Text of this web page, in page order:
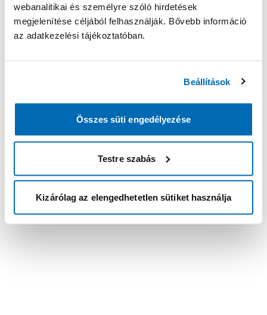
webanalitikai és személyre szóló hirdetések
megjelenítése céljából felhasználják. Bővebb információ
az adatkezelési tájékoztatóban.
Beállítások
Összes süti engedélyezése
Testre szabás
Kizárólag az elengedhetetlen sütiket használja